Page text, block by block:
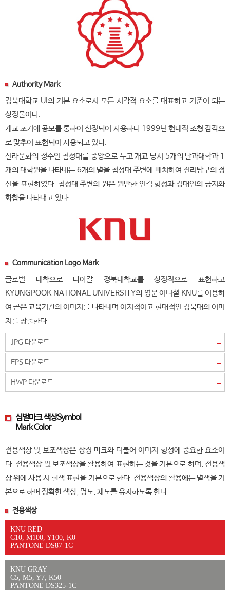
Authority Mark
경북대학교 UI의 기본 요소로서 모든 시각적 요소를 대표하고 기준이 되는
상징물이다.
개교 초기에 공모를 통하여 선정되어 사용하다 1999년 현대적 조형 감각으
로 맞추어 표현되어 사용되고 있다.
신라문화의 정수인 첨성대를 중앙으로 두고 개교 당시 5개의 단과대학과 1
개의 대학원을 나타내는 6개의 별을 첨성대 주변에 배치하여 진리탐구의 정
신을 표현하였다. 첨성대 주변의 원은 원만한 인격 형성과 경대인의 긍지와
화합을 나타내고 있다.
Communication Logo Mark
글로벌 대학으로 나아갈 경북대학교를 상징적으로 표현하고
KYUNGPOOK NATIONAL UNIVERSITY의 영문 이니셜 KNU를 이용하
여 곧은 교육기관의 이미지를 나타내며 이지적이고 현대적인 경북대의 이미
지를 창출한다.
JPG 다운로드
EPS 다운로드
HWP 다운로드
심벌마크 색상Symbol
Mark Color
전용색상 및 보조색상은 상징 마크와 더불어 이미지 형성에 중요한 요소이
다. 전용색상 및 보조색상을 활용하여 표현하는 것을 기본으로 하며, 전용색
상 위에 사용 시 흰색 표현을 기본으로 한다. 전용색상의 활용에는 별색을 기
본으로 하며 정확한 색상, 명도, 채도를 유지하도록 한다.
전용색상
KNU RED
C10, M100, Y100, K0
PANTONE DS87-1C
KNU GRAY
C5, M5, Y7, K50
PANTONE DS325-1C